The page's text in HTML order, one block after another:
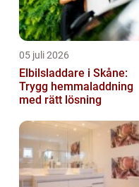
05 juli 2026
Elbilsladdare i Skåne:
Trygg hemmaladdning
med rätt lösning